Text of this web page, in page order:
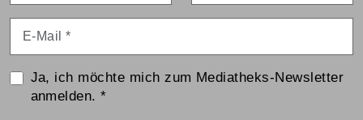
Ja, ich möchte mich zum Mediatheks-Newsletter
anmelden.*